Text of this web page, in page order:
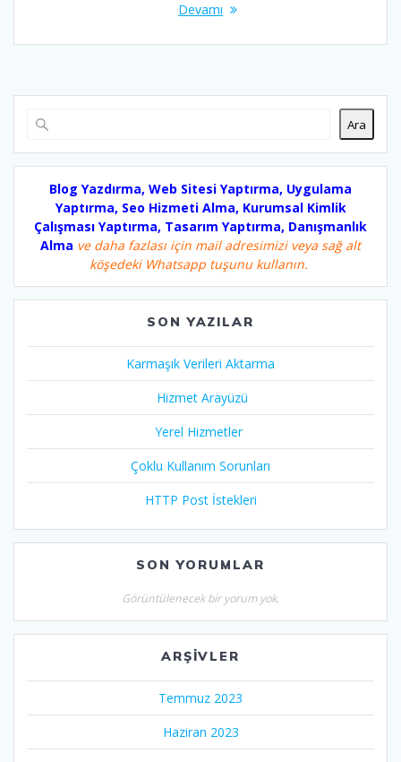
Devamı
Ara
Blog Yazdırma, Web Sitesi Yaptırma, Uygulama
Yaptırma, Seo Hizmeti Alma, Kurumsal Kimlik
Çalışması Yaptırma, Tasarım Yaptırma, Danışmanlık
Alma ve daha fazlası için mail adresimizi veya sağ alt
köşedeki Whatsapp tuşunu kullanın.
SON YAZILAR
Karmaşık Verileri Aktarma
Hizmet Arayüzü
Yerel Hizmetler
Çoklu Kullanım Sorunları
HTTP Post İstekleri
SON YORUMLAR
Görüntülenecek bir yorum yok.
ARŞIVLER
Temmuz 2023
Haziran 2023